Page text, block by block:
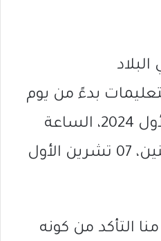
بدءً من يوم
السبت، 05 تشرين الأول 2024، الساعة
20:00 ولغاية يوم الاثنين، 07 تشرين الأول
التأكد من كونه